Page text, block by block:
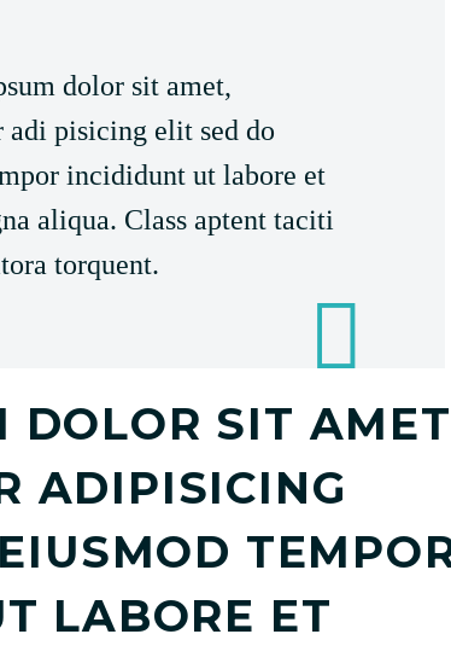
dolor sit amet,
adi pisicing elit sed do
incididunt ut labore et
aliqua. Class aptent taciti
torquent.
DOLOR SIT
ADIPISICING
LABORE ET